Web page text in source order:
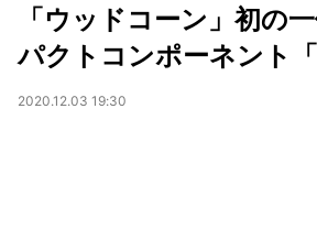
「ウッドコーン」初の
パクトコンポーネント「
2020.12.03 19:30